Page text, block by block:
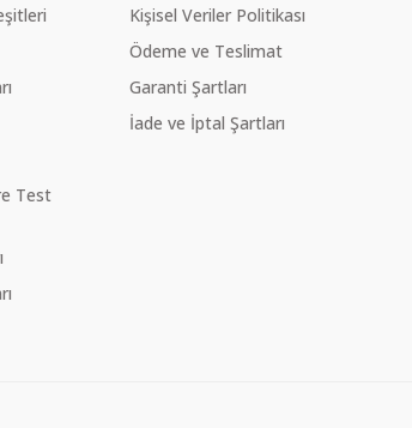
Test
Kişisel Veriler Politikası
Ödeme ve Teslimat
Garanti Şartları
İade ve İptal Şartları